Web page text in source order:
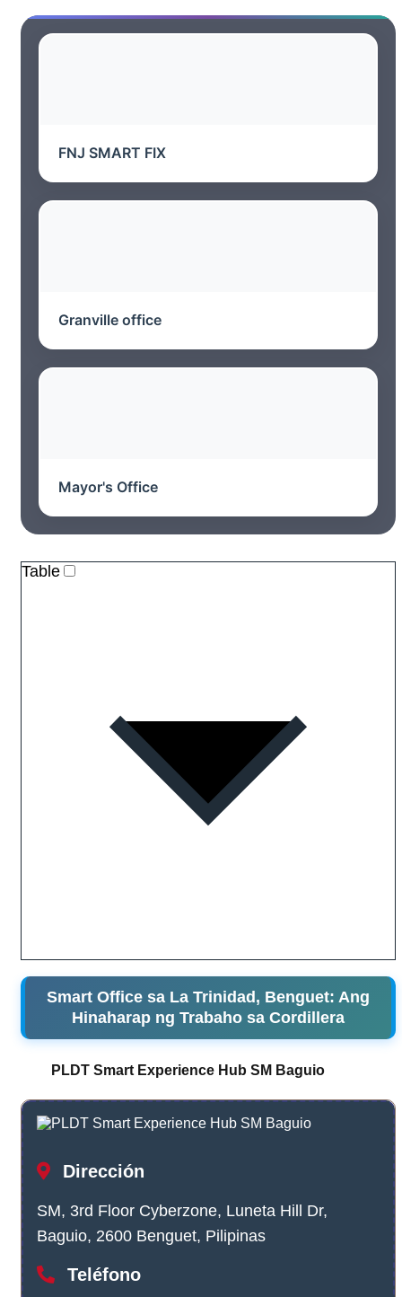
FNJ SMART FIX
Granville office
Mayor's Office
Table
Smart Office sa La Trinidad, Benguet: Ang
Hinaharap ng Trabaho sa Cordillera
PLDT Smart Experience Hub SM Baguio
Dirección
SM, 3rd Floor Cyberzone, Luneta Hill Dr,
Baguio, 2600 Benguet, Pilipinas
Teléfono